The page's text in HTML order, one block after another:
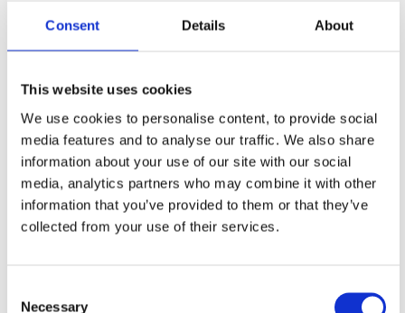
Consent Details About
This website uses cookies
We use cookies to personalise content, to provide social
media features and to analyse our traffic. We also share
information about your use of our site with our social
media, analytics partners who may combine it with other
information that you’ve provided to them or that they’ve
collected from your use of their services.
Selection
Necessary
Engels Plein 35,
English[Link]
Subject:
Verification
approved for your